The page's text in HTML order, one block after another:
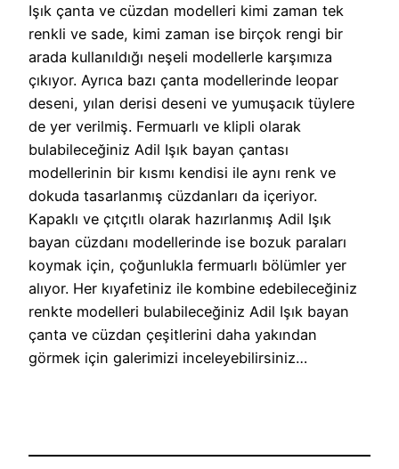
Işık çanta ve cüzdan modelleri kimi zaman tek
renkli ve sade, kimi zaman ise birçok rengi bir
arada kullanıldığı neşeli modellerle karşımıza
çıkıyor. Ayrıca bazı çanta modellerinde leopar
deseni, yılan derisi deseni ve yumuşacık tüylere
de yer verilmiş. Fermuarlı ve klipli olarak
bulabileceğiniz Adil Işık bayan çantası
modellerinin bir kısmı kendisi ile aynı renk ve
dokuda tasarlanmış cüzdanları da içeriyor.
Kapaklı ve çıtçıtlı olarak hazırlanmış Adil Işık
bayan cüzdanı modellerinde ise bozuk paraları
koymak için, çoğunlukla fermuarlı bölümler yer
alıyor. Her kıyafetiniz ile kombine edebileceğiniz
renkte modelleri bulabileceğiniz Adil Işık bayan
çanta ve cüzdan çeşitlerini daha yakından
görmek için galerimizi inceleyebilirsiniz…